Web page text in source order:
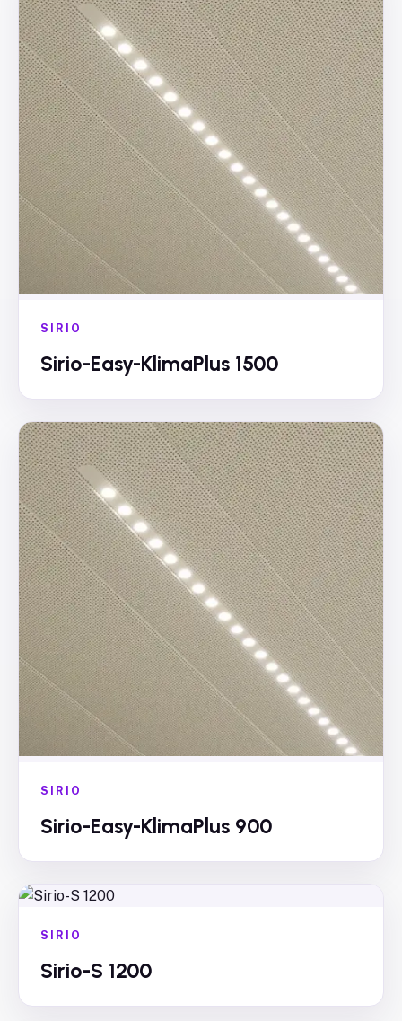
SIRIO
Sirio-Easy-KlimaPlus 1500
SIRIO
Sirio-Easy-KlimaPlus 900
SIRIO
Sirio-S 1200